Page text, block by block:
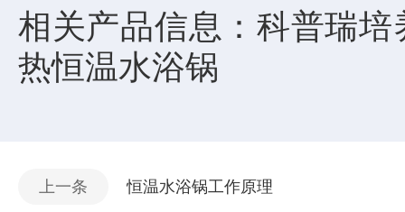
相关产品信息：科普瑞培
热恒温水浴锅
上一条 恒温水浴锅工作原理